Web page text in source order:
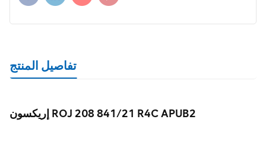
تفاصيل المنتج
إريكسون ROJ 208 841/21 R4C APUB2